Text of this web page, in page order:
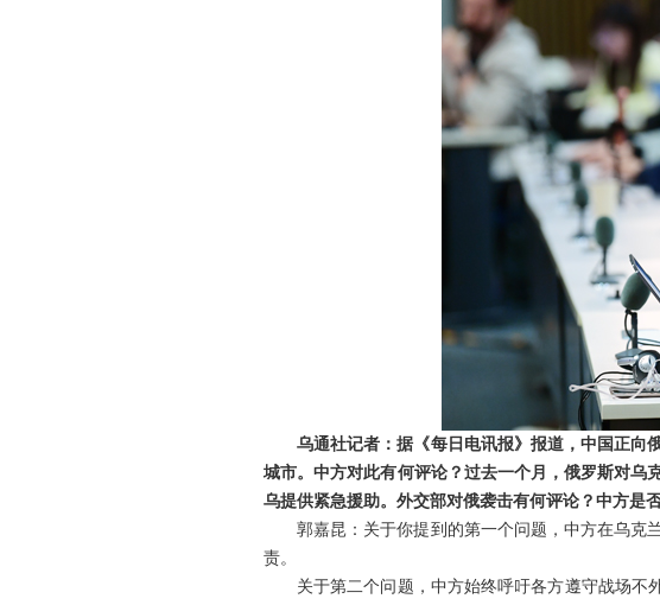
乌通社记者：据《每日电讯报》报道，中国正向
城市。中方对此有何评论？过去一个月，俄罗斯对乌
乌提供紧急援助。外交部对俄袭击有何评论？中方是
郭嘉昆：关于你提到的第一个问题，中方在乌克
责。
关于第二个问题，中方始终呼吁各方遵守战场不